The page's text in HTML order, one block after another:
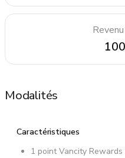
Modalités
Caractéristiques
1 point Vancity